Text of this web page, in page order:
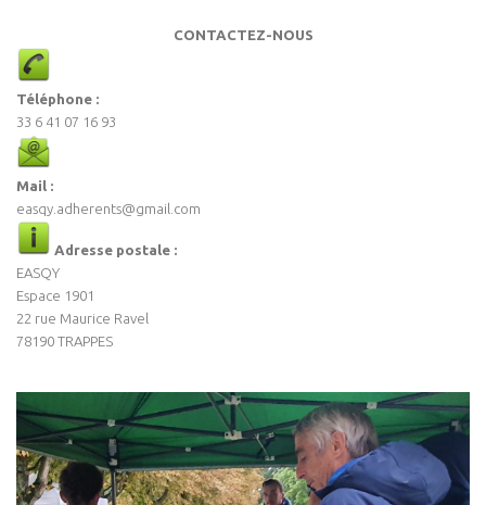
CONTACTEZ-NOUS
Téléphone :
33 6 41 07 16 93
Mail :
easqy.adherents@gmail.com
Adresse postale :
EASQY
Espace 1901
22 rue Maurice Ravel
78190 TRAPPES